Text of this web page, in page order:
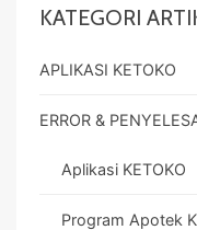
KATEGORI
APLIKASI KETOKO
ERROR &
Aplikasi KETOKO
Program Apotek